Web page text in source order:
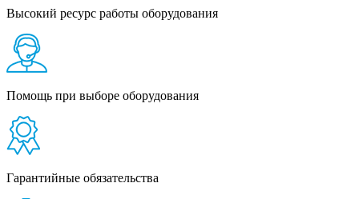
Высокий ресурс работы оборудования
Помощь при выборе оборудования
Гарантийные обязательства